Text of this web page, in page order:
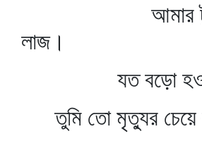
আমার
লাজ।
যত বড়ো
তুমি তো মৃত্যুর চেয়ে